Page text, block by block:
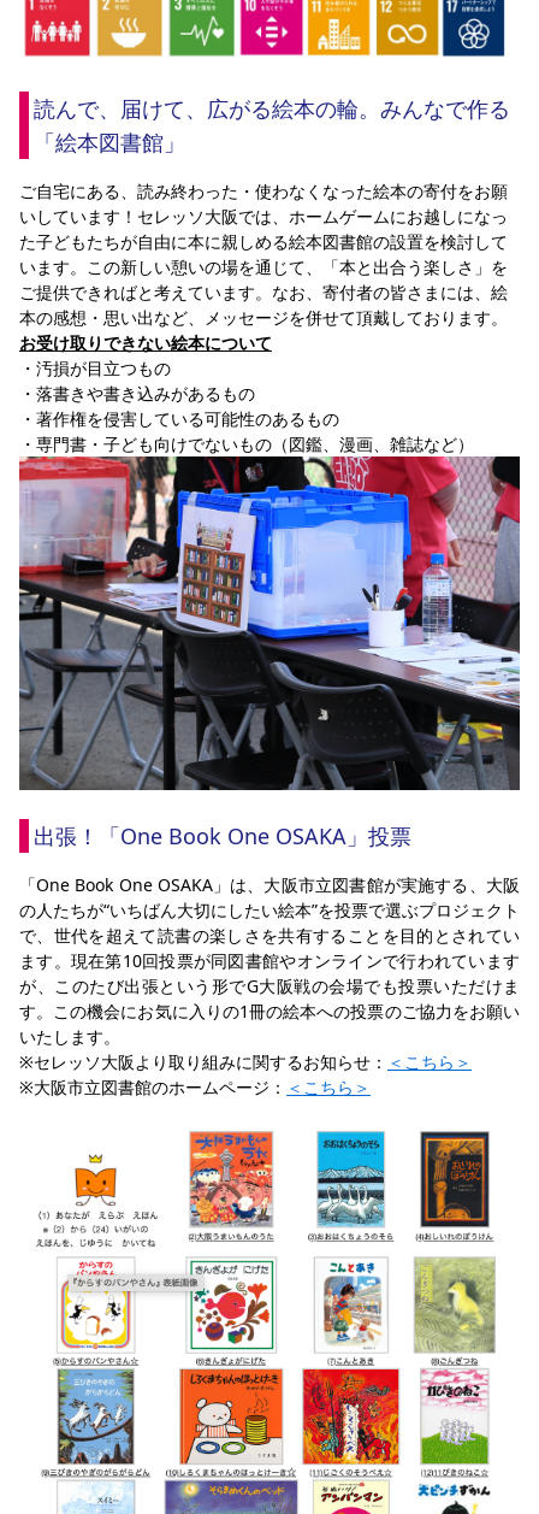
読んで、届けて、広がる絵本の輪。みんなで作る
「絵本図書館」
ご自宅にある、読み終わった・使わなくなった絵本の寄付をお願
いしています！セレッソ大阪では、ホームゲームにお越しになっ
た子どもたちが自由に本に親しめる絵本図書館の設置を検討して
います。この新しい憩いの場を通じて、「本と出合う楽しさ」を
ご提供できればと考えています。なお、寄付者の皆さまには、絵
本の感想・思い出など、メッセージを併せて頂戴しております。
お受け取りできない絵本について
・汚損が目立つもの
・落書きや書き込みがあるもの
・著作権を侵害している可能性のあるもの
・専門書・子ども向けでないもの（図鑑、漫画、雑誌など）
出張！「One Book One OSAKA」投票
「One Book One OSAKA」は、 大阪市立図書館が実施する、 大阪
の人たちが“いちばん大切にしたい絵本”を投票で選ぶプロジェクト
で、世代を超えて読書の楽しさを共有することを目的とされてい
ます。現在第10回投票が同図書館やオンラインで行われています
が、このたび出張という形でG大阪戦の会場でも投票いただけま
す。この機会にお気に入りの1冊の絵本への投票のご協力をお願い
いたします。
※セレッソ大阪より取り組みに関するお知らせ： ＜こちら＞
※大阪市立図書館のホームページ： ＜こちら＞